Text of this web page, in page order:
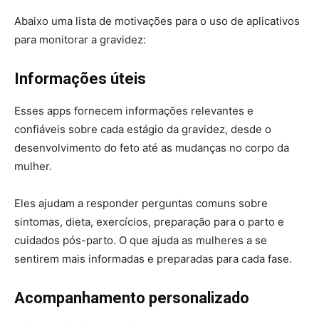
Abaixo uma lista de motivações para o uso de aplicativos
para monitorar a gravidez:
Informações úteis
Esses apps fornecem informações relevantes e
confiáveis sobre cada estágio da gravidez, desde o
desenvolvimento do feto até as mudanças no corpo da
mulher.
Eles ajudam a responder perguntas comuns sobre
sintomas, dieta, exercícios, preparação para o parto e
cuidados pós-parto. O que ajuda as mulheres a se
sentirem mais informadas e preparadas para cada fase.
Acompanhamento personalizado